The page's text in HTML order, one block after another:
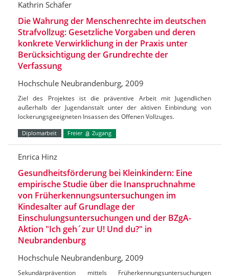
Kathrin Schäfer
Die Wahrung der Menschenrechte im deutschen
Strafvollzug: Gesetzliche Vorgaben und deren
konkrete Verwirklichung in der Praxis unter
Berücksichtigung der Grundrechte der
Verfassung
Hochschule Neubrandenburg, 2009
Ziel des Projektes ist die präventive Arbeit mit Jugendlichen
außerhalb der Jugendanstalt unter der aktiven Einbindung von
lockerungsgeeigneten Insassen des Offenen Vollzuges.
Diplomarbeit Freier Zugang
Enrica Hinz
Gesundheitsförderung bei Kleinkindern: Eine
empirische Studie über die Inanspruchnahme
von Früherkennungsuntersuchungen im
Kindesalter auf Grundlage der
Einschulungsuntersuchungen und der BZgA-
Aktion "Ich geh´zur U! Und du?" in
Neubrandenburg
Hochschule Neubrandenburg, 2009
Sekundärprävention mittels Früherkennungsuntersuchungen